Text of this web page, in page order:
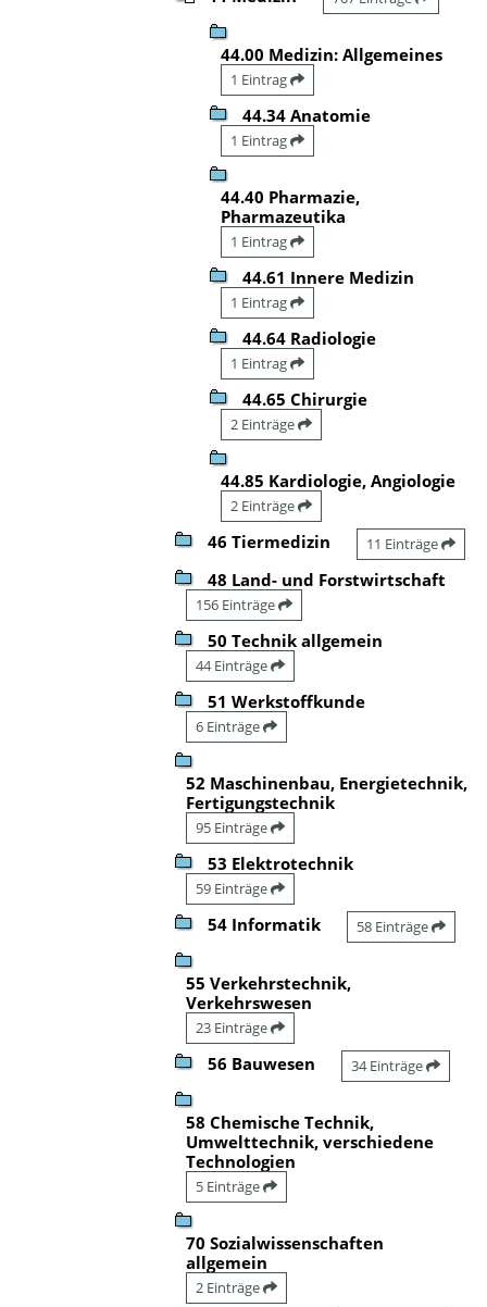
44.00 Medizin: Allgemeines
1 Eintrag
44.34 Anatomie
1 Eintrag
44.40 Pharmazie,
Pharmazeutika
1 Eintrag
44.61 Innere Medizin
1 Eintrag
44.64 Radiologie
1 Eintrag
44.65 Chirurgie
2 Einträge
44.85 Kardiologie, Angiologie
2 Einträge
46 Tiermedizin 11 Einträge
48 Land- und Forstwirtschaft
156 Einträge
50 Technik allgemein
44 Einträge
51 Werkstoffkunde
6 Einträge
52 Maschinenbau, Energietechnik,
Fertigungstechnik
95 Einträge
53 Elektrotechnik
59 Einträge
54 Informatik 58 Einträge
55 Verkehrstechnik,
Verkehrswesen
23 Einträge
56 Bauwesen 34 Einträge
58 Chemische Technik,
Umwelttechnik, verschiedene
Technologien
5 Einträge
70 Sozialwissenschaften
allgemein
2 Einträge